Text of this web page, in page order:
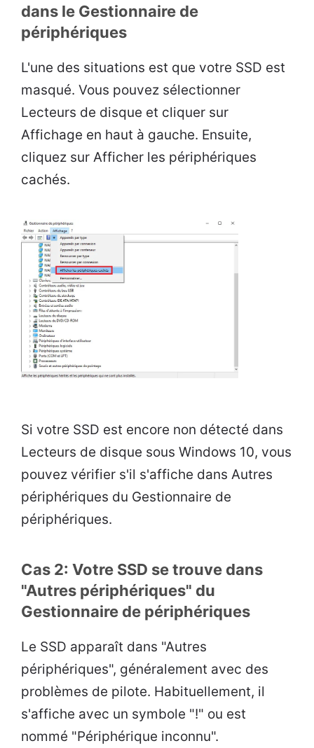
dans le Gestionnaire de
périphériques
L'une des situations est que votre SSD est
masqué. Vous pouvez sélectionner
Lecteurs de disque et cliquer sur
Affichage en haut à gauche. Ensuite,
cliquez sur Afficher les périphériques
cachés.
Si votre SSD est encore non détecté dans
Lecteurs de disque sous Windows 10, vous
pouvez vérifier s'il s'affiche dans Autres
périphériques du Gestionnaire de
périphériques.
Cas 2: Votre SSD se trouve dans
"Autres périphériques" du
Gestionnaire de périphériques
Le SSD apparaît dans "Autres
périphériques", généralement avec des
problèmes de pilote. Habituellement, il
s'affiche avec un symbole "!" ou est
nommé "Périphérique inconnu".